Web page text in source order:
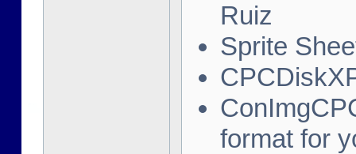
Ruiz
Sprite
format for